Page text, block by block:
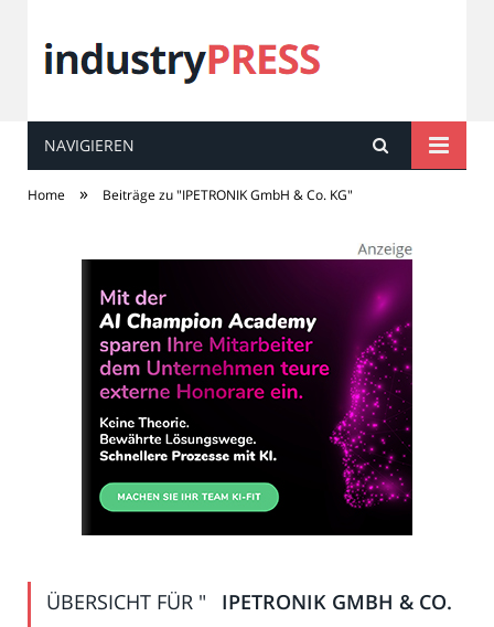
industryPRESS
NAVIGIEREN
Home » Beiträge zu "IPETRONIK GmbH & Co. KG"
ÜBERSICHT FÜR "
IPETRONIK GMBH & CO.